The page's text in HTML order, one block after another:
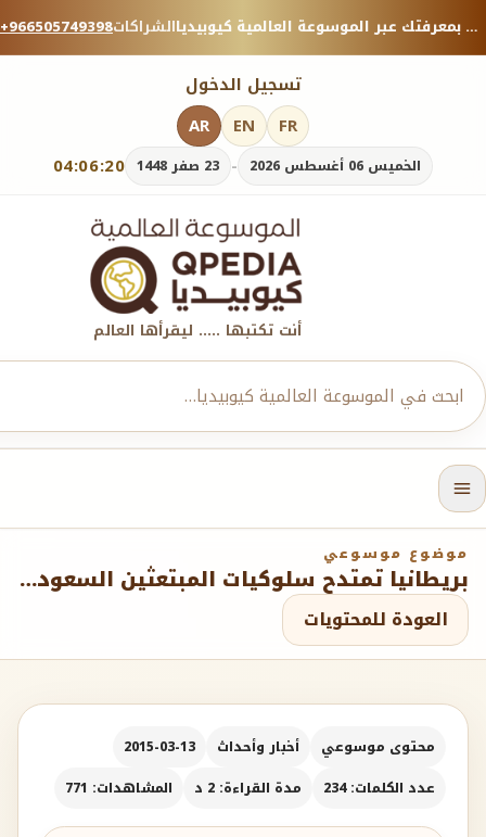
+966505749398الشراكات منصة معرفية موثوقة — شارك بمعرفتك عبر الموسوعة العالمية كيوبيديا.
تسجيل الدخول
04:06:21 الخميس 06 أغسطس 2026 - 23 صفر 1448
AR EN FR
أنت تكتبها ..... ليقرأها العالم
موضوع موسوعي
بريطانيا تمتدح سلوكيات المبتعثين السعوديين
العودة للمحتويات
محتوى موسوعي أخبار وأحداث
2015-03-13
عدد الكلمات: 234
مدة القراءة: 2 د المشاهدات: 771